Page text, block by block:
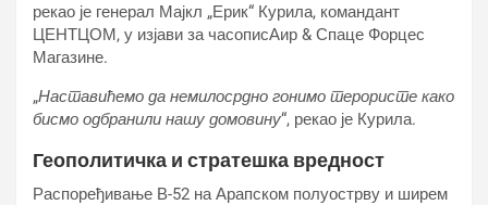
рекао је генерал Мајкл „Ерик“ Курила, командант
ЦЕНТЦОМ, у изјави за часописАир & Спаце Форцес
Магазине.
„Наставићемо да немилосрдно гонимо терористе како
бисмо одбранили нашу домовину“, рекао је Курила.
Геополитичка и стратешка вредност
Распоређивање В-52 на Арапском полуострву и ширем